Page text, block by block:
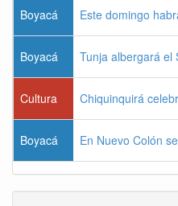
Boyacá Este domingo
Boyacá Tunja albergará el
Cultura Chiquinquirá
Boyacá En Nuevo Colón